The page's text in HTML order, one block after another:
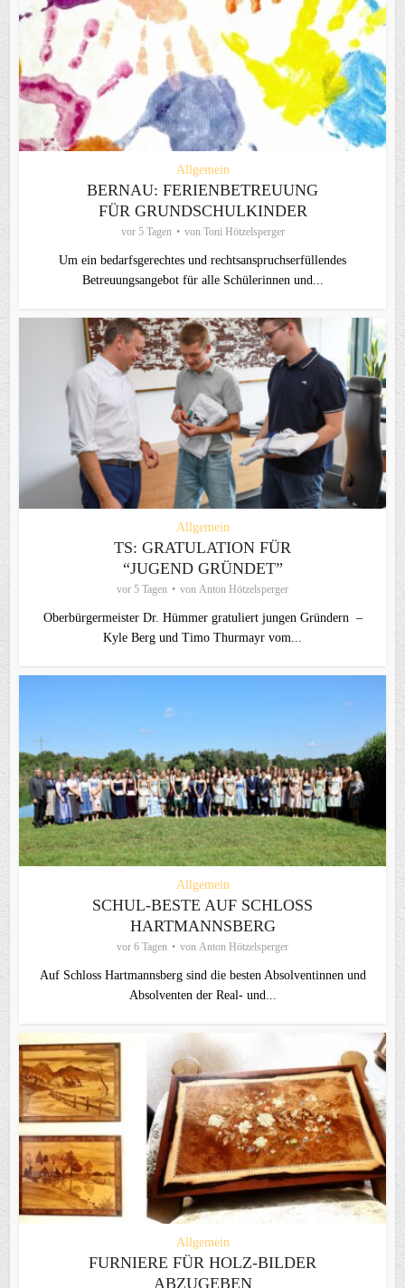
Allgemein
BERNAU: FERIENBETREUUNG
FÜR GRUNDSCHULKINDER
vor 5 Tagen von Toni Hötzelsperger
Um ein bedarfsgerechtes und rechtsanspruchserfüllendes
Betreuungsangebot für alle Schülerinnen und...
Allgemein
TS: GRATULATION FÜR
“JUGEND GRÜNDET”
vor 5 Tagen von Anton Hötzelsperger
Oberbürgermeister Dr. Hümmer gratuliert jungen Gründern –
Kyle Berg und Timo Thurmayr vom...
Allgemein
SCHUL-BESTE AUF SCHLOSS
HARTMANNSBERG
vor 6 Tagen von Anton Hötzelsperger
Auf Schloss Hartmannsberg sind die besten Absolventinnen und
Absolventen der Real- und...
Allgemein
FURNIERE FÜR HOLZ-BILDER
ABZUGEBEN